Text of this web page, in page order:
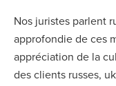
Nos juristes parlent
approfondie de ces
appréciation de la
des clients russes,